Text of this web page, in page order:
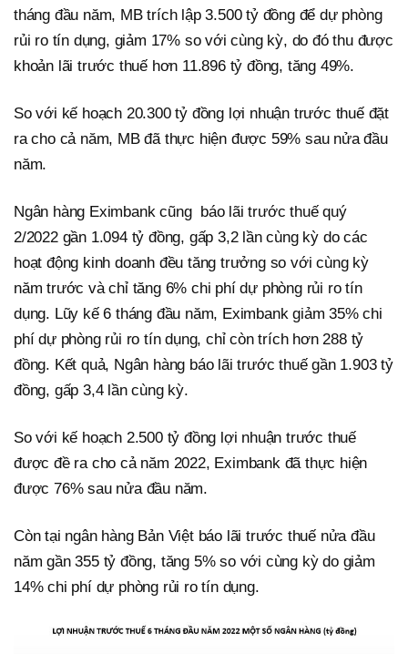
tháng đầu năm, MB trích lập 3.500 tỷ đồng để dự phòng
rủi ro tín dụng, giảm 17% so với cùng kỳ, do đó thu được
khoản lãi trước thuế hơn 11.896 tỷ đồng, tăng 49%.
So với kế hoạch 20.300 tỷ đồng lợi nhuận trước thuế đặt
ra cho cả năm, MB đã thực hiện được 59% sau nửa đầu
năm.
Ngân hàng Eximbank cũng báo lãi trước thuế quý
2/2022 gần 1.094 tỷ đồng, gấp 3,2 lần cùng kỳ do các
hoạt động kinh doanh đều tăng trưởng so với cùng kỳ
năm trước và chỉ tăng 6% chi phí dự phòng rủi ro tín
dụng. Lũy kế 6 tháng đầu năm, Eximbank giảm 35% chi
phí dự phòng rủi ro tín dụng, chỉ còn trích hơn 288 tỷ
đồng. Kết quả, Ngân hàng báo lãi trước thuế gần 1.903 tỷ
đồng, gấp 3,4 lần cùng kỳ.
So với kế hoạch 2.500 tỷ đồng lợi nhuận trước thuế
được đề ra cho cả năm 2022, Eximbank đã thực hiện
được 76% sau nửa đầu năm.
Còn tại ngân hàng Bản Việt báo lãi trước thuế nửa đầu
năm gần 355 tỷ đồng, tăng 5% so với cùng kỳ do giảm
14% chi phí dự phòng rủi ro tín dụng.